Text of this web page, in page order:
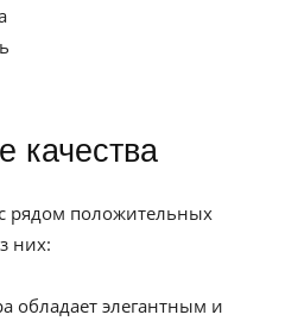
качества
рядом положительных
них:
обладает элегантным и